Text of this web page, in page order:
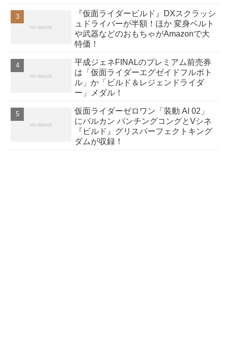
『仮面ライダービルド』DXスクラッシ
ュドライバーが半額！ほか 変身ベルト
や武器などのおもちゃがAmazonで大
特価！
平成ジェネFINALのプレミアム前売券
は「仮面ライダーエグゼイドフルボト
ル」か「ビルド＆レジェンドライダ
ー」メダル！
仮面ライダーゼロワン「装動 AI 02」
にバルカン パンチングコングとVシネ
『ビルド』グリスパーフェクトキング
ダムが収録！